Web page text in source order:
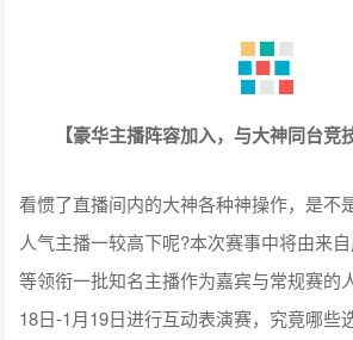
【豪华主播阵容加入，与大神同台竞
看惯了直播间内的大神各种神操作，是不
人气主播一较高下呢?本次赛事中将由来
等领衔一批知名主播作为嘉宾与常规赛的
18日-1月19日进行互动表演赛，究竟哪些